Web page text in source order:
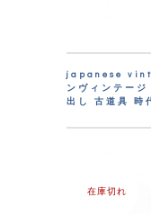
japanese
ンヴィンテー
出し 古道具 時
在庫切れ